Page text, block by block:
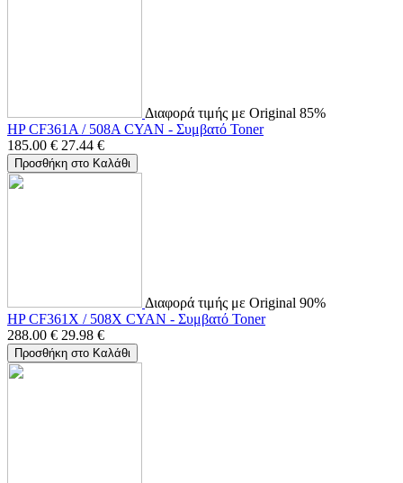
Διαφορά τιμής με Original 85%
HP CF361A / 508A CYAN - Συμβατό Toner
185.00 € 27.44 €
Προσθήκη στο Καλάθι
Διαφορά τιμής με Original 90%
HP CF361X / 508X CYAN - Συμβατό Toner
288.00 € 29.98 €
Προσθήκη στο Καλάθι